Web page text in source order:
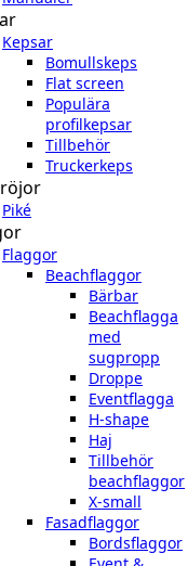
Kepsar
Bomullskeps
Flat screen
Populära
profilkepsar
Tillbehör
Truckerkeps
Piké
Flaggor
Beachflaggor
Bärbar
Beachflagga
med
sugpropp
Droppe
Eventflagga
H-shape
Haj
Tillbehör
beachflaggor
X-small
Fasadflaggor
Bordsflaggor